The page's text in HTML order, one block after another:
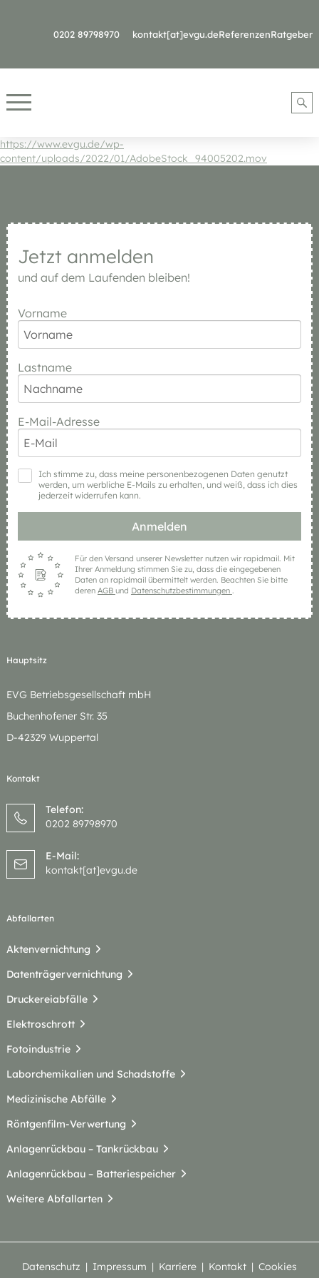
0202 89798970 kontakt[at]evgu.deReferenzenRatgeber
https://www.evgu.de/wp-
content/uploads/2022/01/AdobeStock_94005202.mov
Hauptsitz
EVG Betriebsgesellschaft mbH
Buchenhofener Str. 35
D-42329 Wuppertal
Kontakt
Telefon:
0202 89798970
E-Mail:
kontakt[at]evgu.de
Abfallarten
Aktenvernichtung
Datenträgervernichtung
Druckereiabfälle
Elektroschrott
Fotoindustrie
Laborchemikalien und Schadstoffe
Medizinische Abfälle
Röntgenfilm-Verwertung
Anlagenrückbau – Tankrückbau
Anlagenrückbau – Batteriespeicher
Weitere Abfallarten
Jetzt anmelden
und auf dem Laufenden bleiben!
Vorname
Lastname
E-Mail-Adresse
Ich stimme zu, dass meine personenbezogenen Daten genutzt
werden, um werbliche E-Mails zu erhalten, und weiß, dass ich dies
jederzeit widerrufen kann.
Anmelden
Für den Versand unserer Newsletter nutzen wir rapidmail. Mit
Ihrer Anmeldung stimmen Sie zu, dass die eingegebenen
Daten an rapidmail übermittelt werden. Beachten Sie bitte
deren AGB und Datenschutzbestimmungen .
Datenschutz Impressum Karriere Kontakt Cookies